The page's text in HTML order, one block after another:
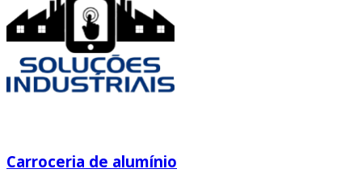
Carroceria de alumínio